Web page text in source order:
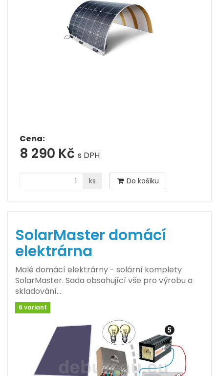
Cena:
8 290 Kč s DPH
ks Do košíku
SolarMaster domácí
elektrárna
Malé domácí elektrárny - solární komplety
SolarMaster. Sada obsahující vše pro výrobu a
skladování…
6 variant